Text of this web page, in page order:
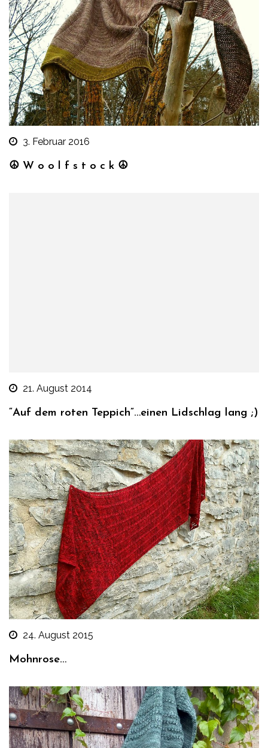
3. Februar 2016
☮ W o o l f s t o c k ☮
21. August 2014
“Auf dem roten Teppich”…einen Lidschlag lang ;)
24. August 2015
Mohnrose…